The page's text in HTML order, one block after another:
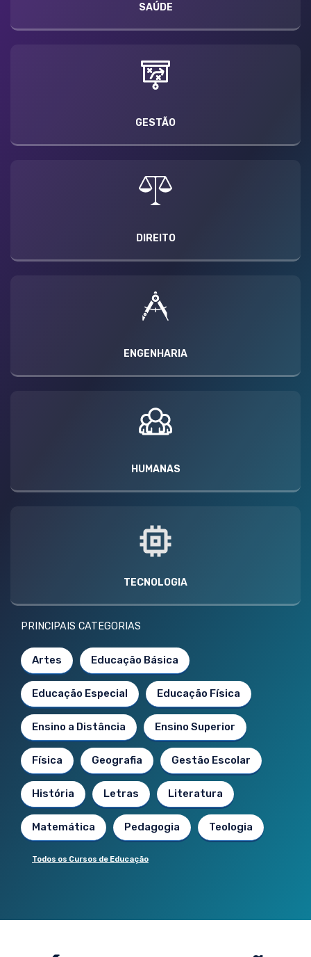
SAÚDE
GESTÃO
DIREITO
ENGENHARIA
HUMANAS
TECNOLOGIA
PRINCIPAIS CATEGORIAS
Artes Educação Básica
Educação Especial Educação Física
Ensino a Distância Ensino Superior
Física Geografia Gestão Escolar
História Letras Literatura
Matemática Pedagogia Teologia
Todos os Cursos de Educação